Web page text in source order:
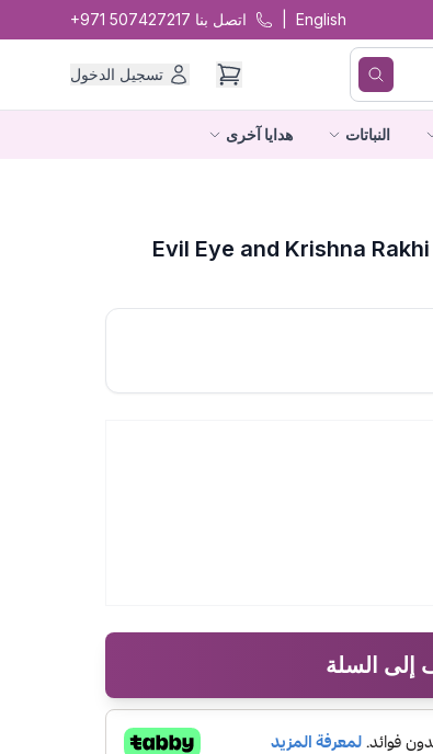
English اتصل بنا +971 507427217
تسجيل الدخول
النباتات هدايا آخرى
Evil Eye and Krishna
إلى السلة